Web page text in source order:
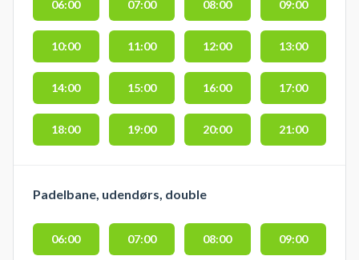
06:00 07:00 08:00 09:00
10:00 11:00 12:00 13:00
14:00 15:00 16:00 17:00
18:00 19:00 20:00 21:00
Padelbane, udendørs, double
06:00 07:00 08:00 09:00